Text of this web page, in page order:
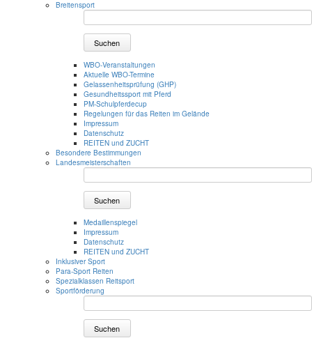
Breitensport
Suchen
WBO-Veranstaltungen
Aktuelle WBO-Termine
Gelassenheitsprüfung (GHP)
Gesundheitssport mit Pferd
PM-Schulpferdecup
Regelungen für das Reiten im Gelände
Impressum
Datenschutz
REITEN und ZUCHT
Besondere Bestimmungen
Landesmeisterschaften
Suchen
Medaillenspiegel
Impressum
Datenschutz
REITEN und ZUCHT
Inklusiver Sport
Para-Sport Reiten
Spezialklassen Reitsport
Sportförderung
Suchen